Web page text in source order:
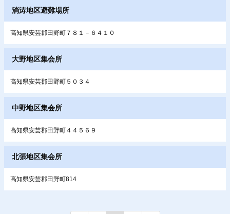
淌涛地区避難場所
高知県安芸郡田野町７８１－６４１０
大野地区集会所
高知県安芸郡田野町５０３４
中野地区集会所
高知県安芸郡田野町４４５６９
北張地区集会所
高知県安芸郡田野町814